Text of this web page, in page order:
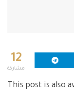
12
مشاركة
This post is also